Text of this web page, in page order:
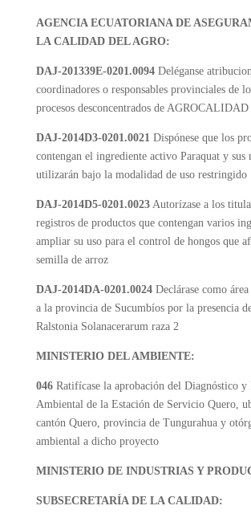
AGENCIA ECUATORIANA DE
LA CALIDAD DEL AGRO:
DAJ-201339E-0201.0094 Deléganse
coordinadores o responsables provinciales de
procesos desconcentrados de
DAJ-2014D3-0201.0021 Dispónese que los
contengan el ingrediente activo Paraquat y sus
utilizarán bajo la modalidad de uso restringido
DAJ-2014D5-0201.0023Autorízase a los
registros de productos que contengan varios
ampliar su uso para el control de hongos que
semilla de arroz
DAJ-2014DA-0201.0024 Declárase como
a la provincia de Sucumbíos por la presencia
Ralstonia Solanacerarum raza 2
MINISTERIO DEL AMBIENTE:
046 Ratifícase la aprobación del Diagnóstico y
Ambiental de la Estación de Servicio Quero,
cantón Quero, provincia de Tungurahua y
ambiental a dicho proyecto
MINISTERIO DE INDUSTRIAS Y
SUBSECRETARÍA DE LA CALIDAD: